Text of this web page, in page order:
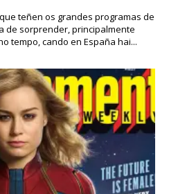
teñen os grandes programas de
de sorprender, principalmente
tempo, cando en España hai...